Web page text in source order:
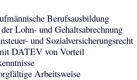
Berufsausbildung
Lohn- und Gehaltsabrechnung
und Sozialversicherungsrecht
DATEV von Vorteil
Arbeitsweise